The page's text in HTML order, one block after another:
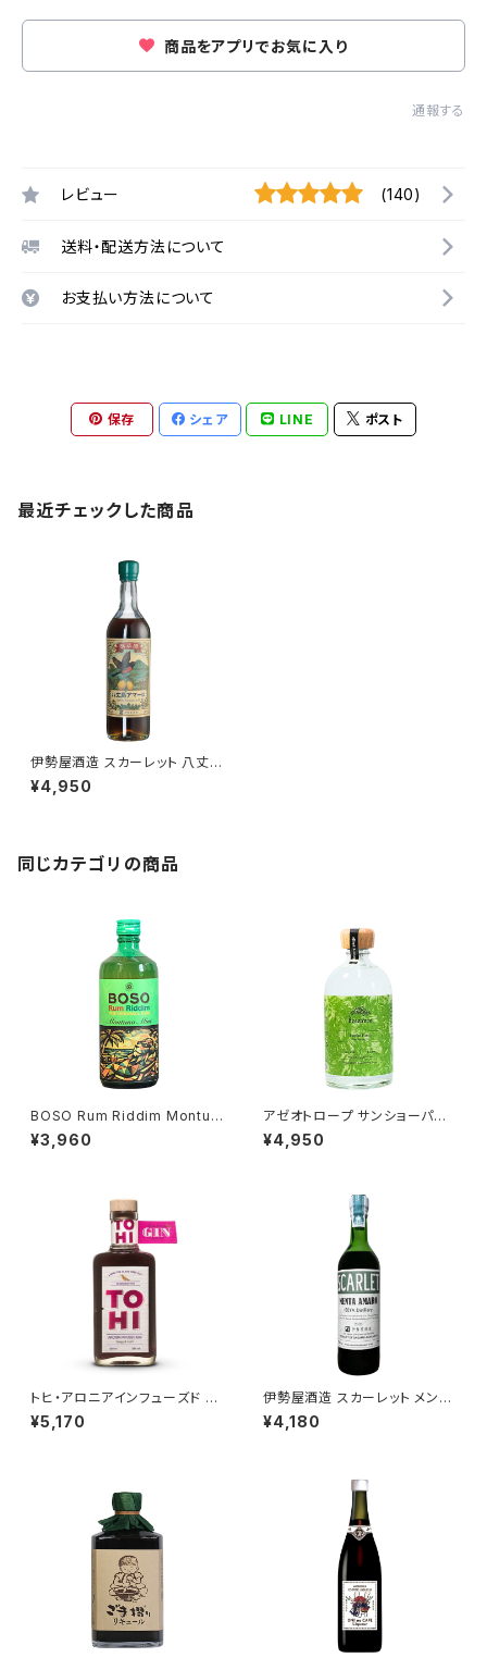
商品をアプリでお気に入り
通報する
レビュー (140)
送料・配送方法について
お支払い方法について
保存 シェア LINE ポスト
最近チェックした商品
伊勢屋酒造 スカーレット 八丈島
アマーロ（FRIENDS OF SCAR
LET）
¥4,950
同じカテゴリの商品
BOSO Rum Riddim Montun
o Mint / ボーソーラム リディ
ム・モントゥーノミント
¥3,960
アゼオトロープ サンショーパン
チ / Azeotrope Sansho Pun
ch
¥4,950
トヒ・アロニアインフューズド ジ
ン / TOHI Aronia Infused Gi
n
¥5,170
伊勢屋酒造 スカーレット メンタ
マーロ 2026 / SCARLET Me
nta Amaro 2026
¥4,180